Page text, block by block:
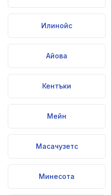
Илинойс
Айова
Кентъки
Мейн
Масачузетс
Минесота